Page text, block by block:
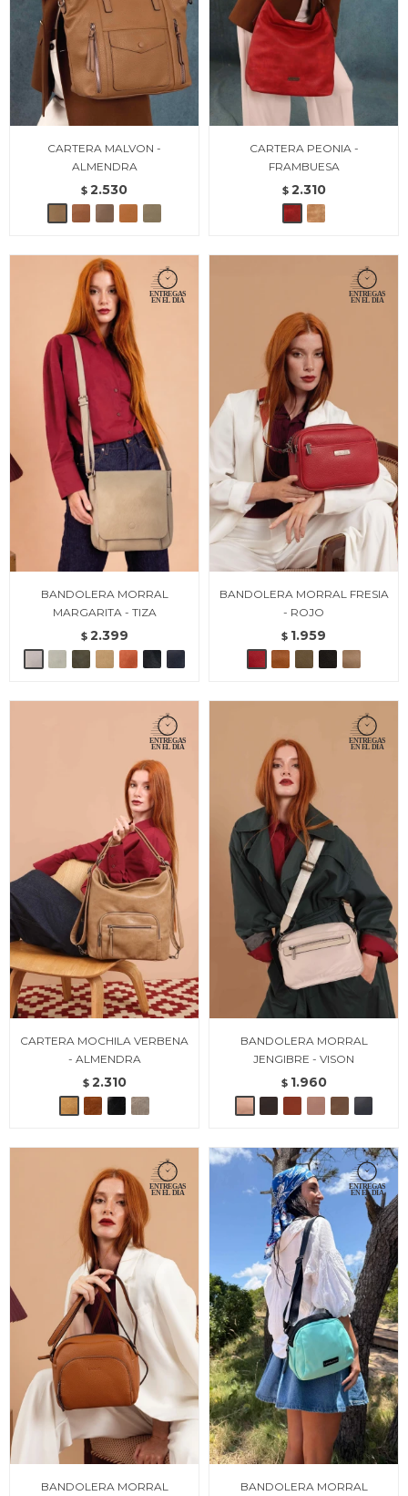
CARTERA MALVON -
ALMENDRA
$ 2.530
CARTERA PEONIA -
FRAMBUESA
$ 2.310
BANDOLERA MORRAL
MARGARITA - TIZA
$ 2.399
BANDOLERA MORRAL FRESIA
- ROJO
$ 1.959
CARTERA MOCHILA VERBENA
- ALMENDRA
$ 2.310
BANDOLERA MORRAL
JENGIBRE - VISON
$ 1.960
BANDOLERA MORRAL
BANDOLERA MORRAL